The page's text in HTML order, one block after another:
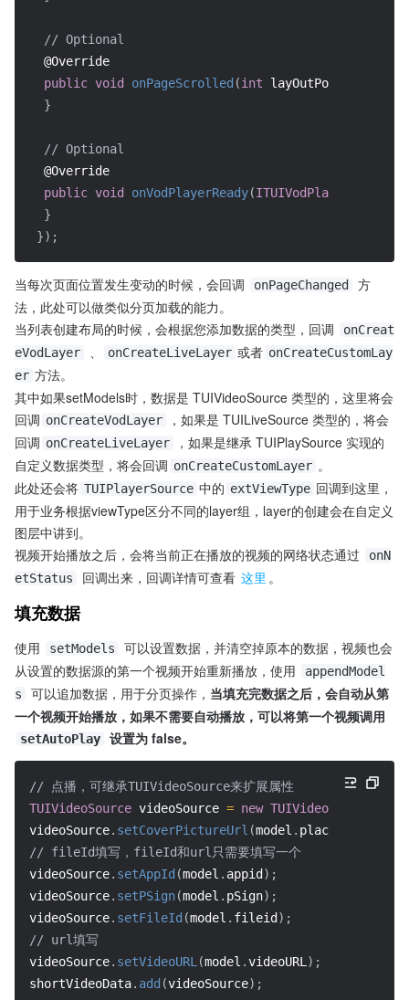
// Optional
@Override
public void onPageScrolled (int layOutPos
}
// Optional
@Override
public void onVodPlayerReady(ITUIVodPlayer
}
}) ;
当每次页面位置发生变动的时候，会回调 onPageChanged
方
法，此处可以做类似分页加载的能力。
当列表创建布局的时候，会根据您添加数据的类型，回调
onCreat
eVodLayer
、 onCreateLiveLayer 或者 onCreateCustomLay
er 方法。
其中如果setModels时，数据是 TUIVideoSource 类型的，这里将会
回调 onCreateVodLayer
，如果是 TUILiveSource 类型的，将会
回调 onCreateLiveLayer
，如果是继承 TUIPlaySource 实现的
自定义数据类型，将会回调 onCreateCustomLayer 。
此处还会将 TUIPlayerSource 中的 extViewType 回调到这里，
用于业务根据viewType区分不同的layer组，layer的创建会在自定义
图层中讲到。
视频开始播放之后，会将当前正在播放的视频的网络状态通过
onN
etStatus
回调出来，回调详情可查看 这里 。
填充数据
使用 setModels
可以设置数据，并清空掉原本的数据，视频也会
从设置的数据源的第一个视频开始重新播放，使用
appendModel
s
可以追加数据，用于分页操作， 当填充完数据之后，会自动从第
setAutoPlay 设置为 false。
// 点播，可继承TUIVideoSource来扩展属性
TUIVideoSource videoSource = new TUIVideoSource
videoSource. setCoverPictureUrl (model .
// fileId填写，fileId和url只需要填写一个
videoSource. setAppId (model . appid ) ;
videoSource. setPSign(model . pSign) ;
videoSource. setFileId (model . fileid ) ;
// url填写
videoSource. setVideoURL (model .videoURL ) ;
shortVideoData. add (videoSource) ;